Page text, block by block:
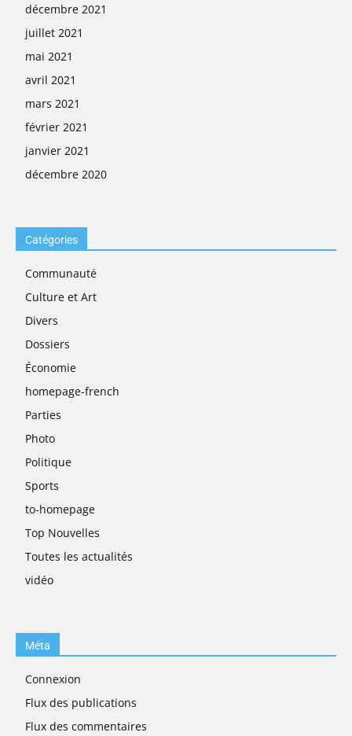
décembre 2021
juillet 2021
mai 2021
avril 2021
mars 2021
février 2021
janvier 2021
décembre 2020
Catégories
Communauté
Culture et Art
Divers
Dossiers
Économie
homepage-french
Parties
Photo
Politique
Sports
to-homepage
Top Nouvelles
Toutes les actualités
vidéo
Méta
Connexion
Flux des publications
Flux des commentaires